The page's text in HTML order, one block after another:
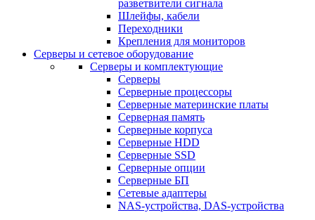
разветвители сигнала
Шлейфы, кабели
Переходники
Крепления для мониторов
Серверы и сетевое оборудование
Серверы и комплектующие
Серверы
Серверные процессоры
Серверные материнские платы
Серверная память
Серверные корпуса
Серверные HDD
Серверные SSD
Серверные опции
Серверные БП
Сетевые адаптеры
NAS-устройства, DAS-устройства